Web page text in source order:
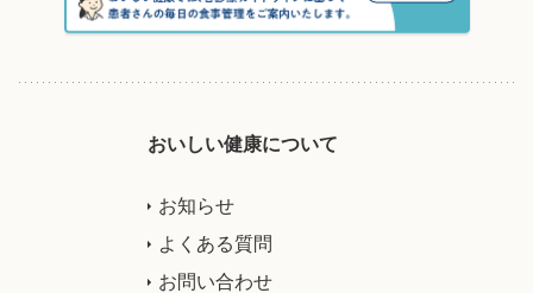
おいしい健康について
お知らせ
よくある質問
お問い合わせ